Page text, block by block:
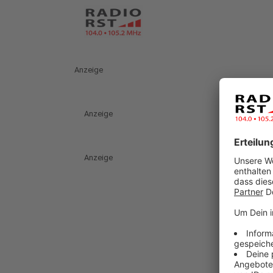
Anzeige
Anzeige
Anzeige